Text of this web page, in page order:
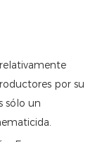
por su
sólo un